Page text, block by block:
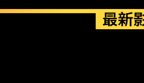
最新